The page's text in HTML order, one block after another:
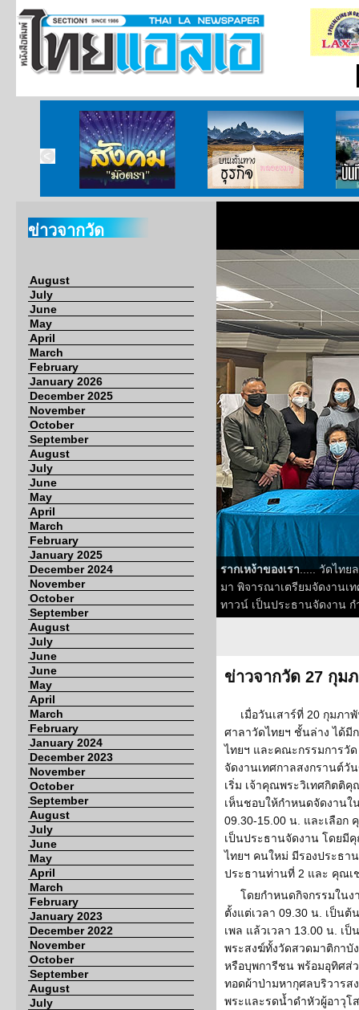
สังคมมังตรา บนเส้นทางธุรกิจ บั
ข่าวจากวัด
August
July
June
May
April
March
February
January 2026
December 2025
November
October
September
August
July
June
May
April
March
February
January 2025
December 2024
November
October
September
August
July
June
June
May
April
March
February
January 2024
December 2023
November
October
September
August
July
June
May
April
March
February
January 2023
December 2022
November
October
September
August
July
รากเหง้าของเรา..... วัดไทย
มา พิจารณาเตรียมจัดงานเ
ทาวน์ เป็นประธานจัดงาน
ข่าวจากวัด 27 กุม
เมื่อวันเสาร์ที่ 20 กุมภา
ศาลาวัดไทยฯ ชั้นล่าง ได้
ไทยฯ และคณะกรรมการวั
จัดงานเทศกาลสงกรานต์
เริ่ม เจ้าคุณพระวิเทศกิตติ
เห็นชอบให้กำหนดจัดงานใ
09.30-15.00 น. และเลือ
เป็นประธานจัดงาน โดยมี
ไทยฯ คนใหม่ มีรองประธ
ประธานท่านที่ 2 และ คุณเ
โดยกำหนดกิจกรรมใน
ตั้งแต่เวลา 09.30 น. เป็น
เพล แล้วเวลา 13.00 น. เ
พระสงฆ์ทั้งวัดสวดมาติกาบั
หรือบุพการีชน พร้อมอุทิศส่
ทอดผ้าป่ามหากุศลบริวารส
พระและรดน้ำดำหัวผู้อาวุโ